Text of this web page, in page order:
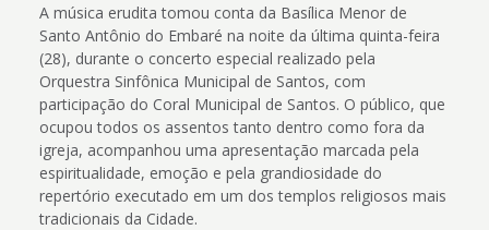
A música erudita tomou conta da Basílica Menor de
Santo Antônio do Embaré na noite da última quinta-feira
(28), durante o concerto especial realizado pela
Orquestra Sinfônica Municipal de Santos, com
participação do Coral Municipal de Santos. O público, que
ocupou todos os assentos tanto dentro como fora da
igreja, acompanhou uma apresentação marcada pela
espiritualidade, emoção e pela grandiosidade do
repertório executado em um dos templos religiosos mais
tradicionais da Cidade.